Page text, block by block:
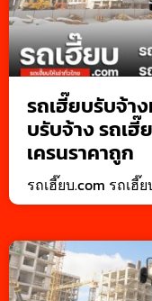
รถเฮี๊ยบรับจ้า
บรับจ้าง รถเฮี๊
เครนราคาถูก
รถเฮี๊ยบ.com รถเ